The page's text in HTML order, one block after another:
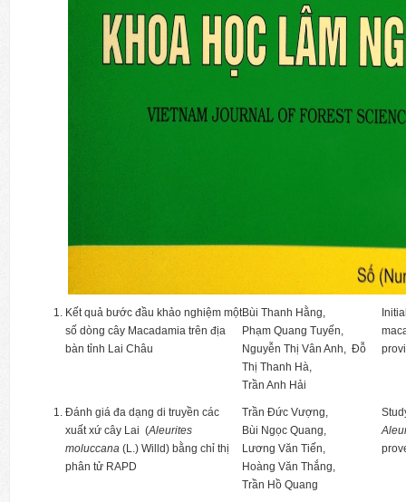
Kết quả bước đầu khảo nghiệm một
số dòng cây Macadamia trên địa
bàn tỉnh Lai Châu
Bùi Thanh Hằng,
Phạm Quang Tuyến,
Nguyễn Thị Vân Anh, Đỗ
Thị Thanh Hà,
Trần Anh Hải
Đánh giá đa dạng di truyền các
xuất xứ cây Lai (Aleurites
moluccana (L.) Willd) bằng chỉ thị
phân tử RAPD
Trần Đức Vượng,
Bùi Ngọc Quang,
Lương Văn Tiến,
Hoàng Văn Thắng,
Trần Hồ Quang